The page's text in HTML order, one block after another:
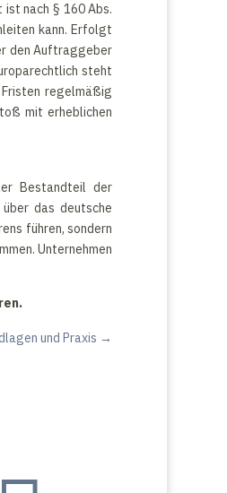
nach § 160 Abs.
kann. Erfolgt
den Auftraggeber
steht
regelmäßig
mit erheblichen
Bestandteil der
das deutsche
führen, sondern
Unternehmen
und Praxis →